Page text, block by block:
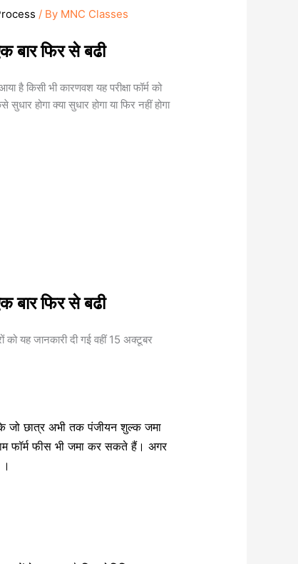
/ By MNC Classes
बार फिर से बढी
है किसी भी कारणवश यह परीक्षा फॉर्म को
होगा क्या सुधार होगा या फिर नहीं होगा
बार फिर से बढी
को यह जानकारी दी गई वहीं 15 अक्टूबर
जो छात्र अभी तक पंजीयन शुल्क जमा
फॉर्म फीस भी जमा कर सकते हैं। अगर